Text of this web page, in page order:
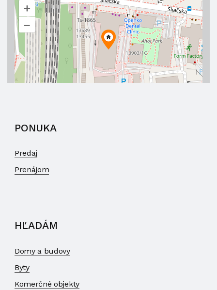
+
–
PONUKA
Predaj
Prenájom
HĽADÁM
Domy a budovy
Byty
Komerčné objekty